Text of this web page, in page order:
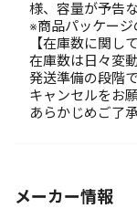
様、容量が予告
※商品パッケージ
【在庫数に関して
在庫数は日々変
発送準備の段階
キャンセルをお
あらかじめご了
メーカー情報